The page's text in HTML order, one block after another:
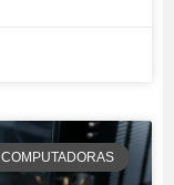
COMPUTADORAS